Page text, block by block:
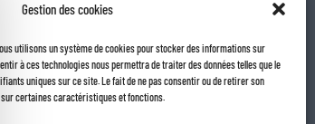
Gestion des cookies
utilisons un système de cookies pour stocker des informations sur
à ces technologies nous permettra de traiter des données telles que le
uniques sur ce site. Le fait de ne pas consentir ou de retirer son
sur certaines caractéristiques et fonctions.
Rapport de transparence 2025